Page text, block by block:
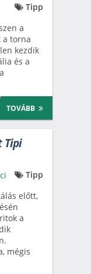
Tipp
a
a torna
kezdik
és a
TOVÁBB
Tipi
Tipp
előtt,
a
mégis